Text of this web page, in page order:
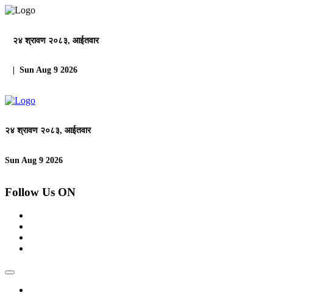
२४ श्रावण २०८३, आईतवार
| Sun Aug 9 2026
२४ श्रावण २०८३, आईतवार
Sun Aug 9 2026
Follow Us ON